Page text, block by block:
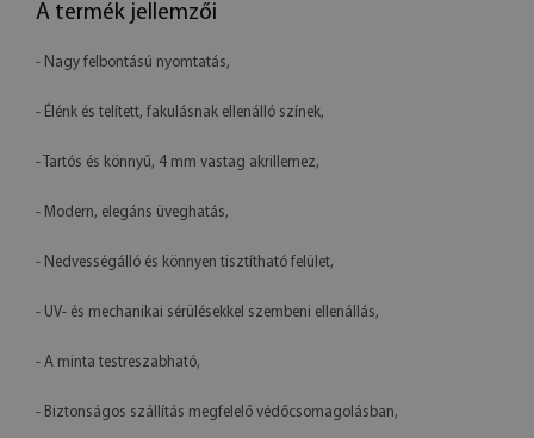
A termék jellemzői
- Nagy felbontású nyomtatás,
- Élénk és telített, fakulásnak ellenálló színek,
- Tartós és könnyű, 4 mm vastag akrillemez,
- Modern, elegáns üveghatás,
- Nedvességálló és könnyen tisztítható felület,
- UV- és mechanikai sérülésekkel szembeni ellenállás,
- A minta testreszabható,
- Biztonságos szállítás megfelelő védőcsomagolásban,